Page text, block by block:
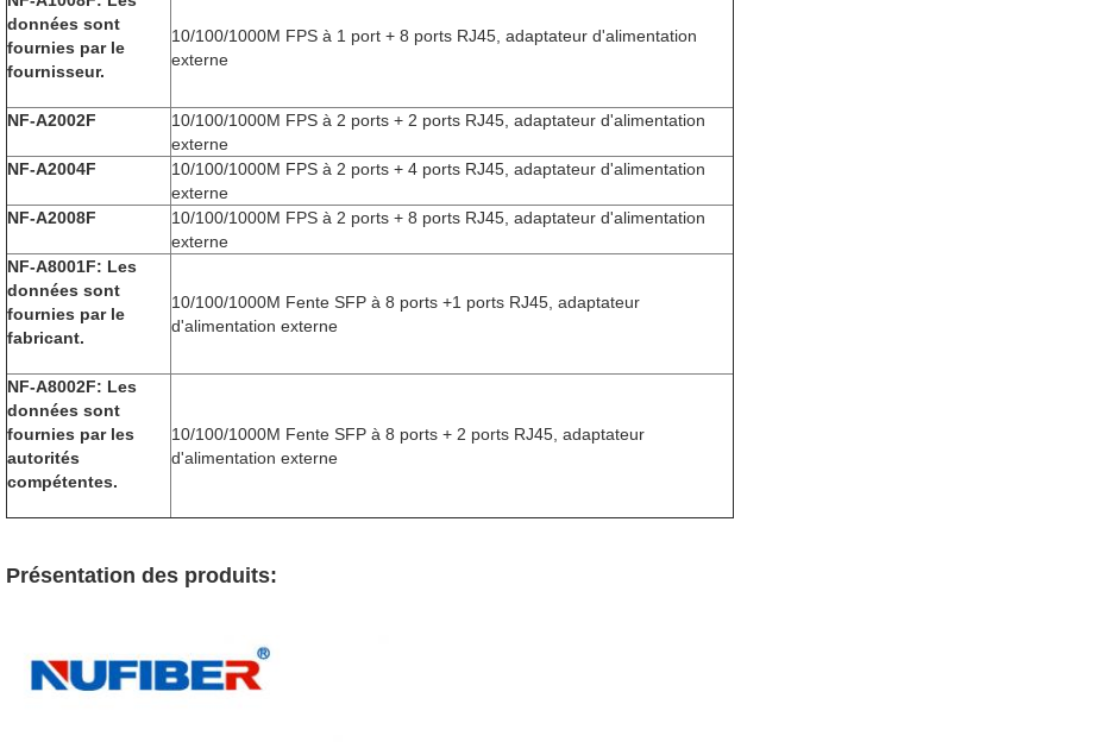
données sont
fournies par le
fournisseur.
10/100/1000M FPS à 1 port + 8 ports RJ45, adaptateur d'alimentation
externe
NF-A2002F
10/100/1000M FPS à 2 ports + 2 ports RJ45, adaptateur d'alimentation
externe
NF-A2004F
10/100/1000M FPS à 2 ports + 4 ports RJ45, adaptateur d'alimentation
externe
NF-A2008F
10/100/1000M FPS à 2 ports + 8 ports RJ45, adaptateur d'alimentation
externe
NF-A8001F: Les
données sont
fournies par le
fabricant.
10/100/1000M Fente SFP à 8 ports +1 ports RJ45, adaptateur
d'alimentation externe
NF-A8002F: Les
données sont
fournies par les
autorités
compétentes.
10/100/1000M Fente SFP à 8 ports + 2 ports RJ45, adaptateur
d'alimentation externe
Présentation des produits: